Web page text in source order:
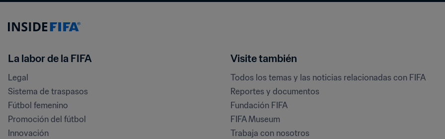
La labor de la FIFA
Legal
Sistema de traspasos
Fútbol femenino
Promoción del fútbol
Innovación
Visite también
Todos los temas y las noticias relacionadas con FIFA
Reportes y documentos
Fundación FIFA
FIFA Museum
Trabaja con nosotros